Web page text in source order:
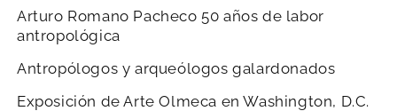
Arturo Romano Pacheco 50 años de labor
antropológica
Antropólogos y arqueólogos galardonados
Exposición de Arte Olmeca en Washington, D.C.